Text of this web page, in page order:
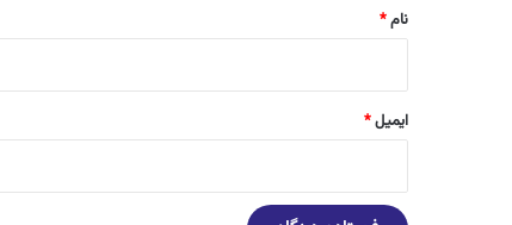
نام*
ایمیل*